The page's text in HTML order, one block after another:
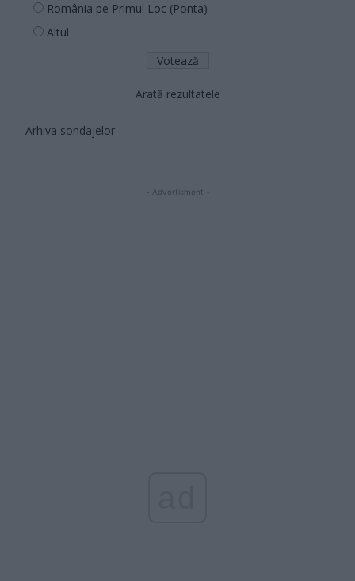
România pe Primul Loc (Ponta)
Altul
Arată rezultatele
Arhiva sondajelor
- Advertisment -